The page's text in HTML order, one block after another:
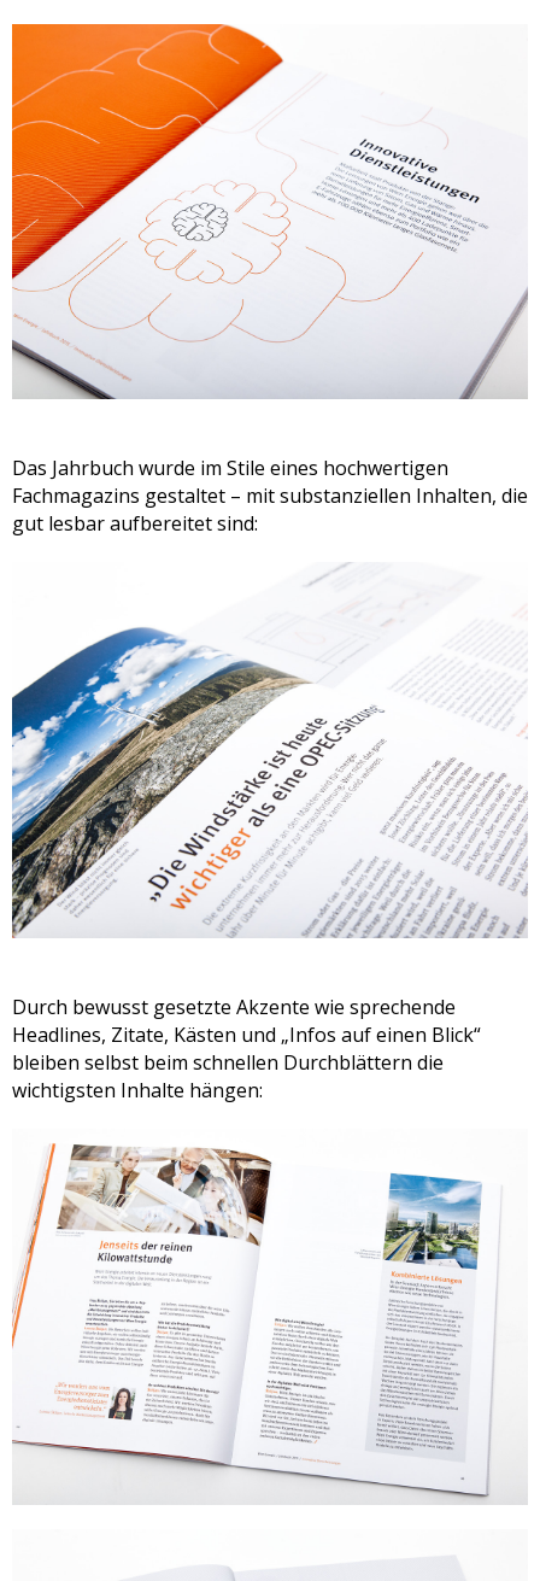
Das Jahrbuch wurde im Stile eines hochwertigen
Fachmagazins gestaltet – mit substanziellen Inhalten, die
gut lesbar aufbereitet sind:
Durch bewusst gesetzte Akzente wie sprechende
Headlines, Zitate, Kästen und „Infos auf einen Blick“
bleiben selbst beim schnellen Durchblättern die
wichtigsten Inhalte hängen: